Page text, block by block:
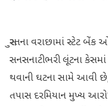
સુરતના વરાછામાં સ્ટેટ બેંક
સનસનાટીભરી લૂંટના
થવાની ઘટના સામે આવી છે.
તપાસ દરમિયાન મુખ્ય